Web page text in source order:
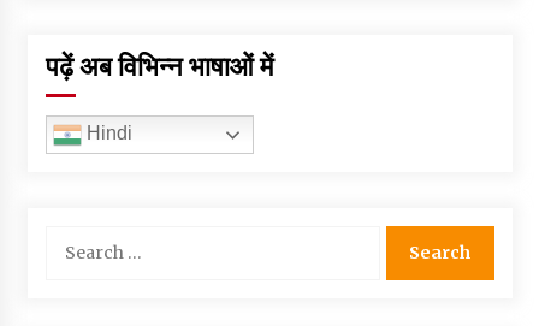
पढ़ें अब विभिन्न भाषाओं में
Hindi
for: